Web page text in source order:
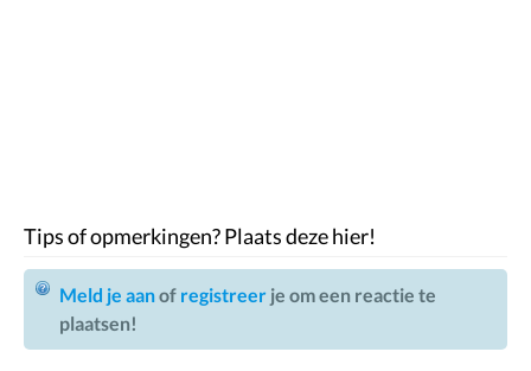
Tips of opmerkingen? Plaats deze hier!
Meld je aanof registreer je om een reactie te
plaatsen!